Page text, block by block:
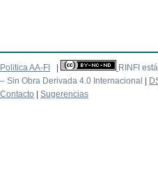
Politica AA-FI RINFI
– Sin Obra Derivada 4.0 Internacional
Contacto
Sugerencias